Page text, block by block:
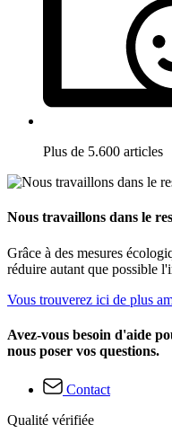
Plus de 5.600 articles
Nous travaillons dans le
Grâce à des mesures
réduire autant que possible
Vous trouverez ici de plus
Avez-vous besoin d'aide
nous poser vos questions.
Contact
Qualité vérifiée